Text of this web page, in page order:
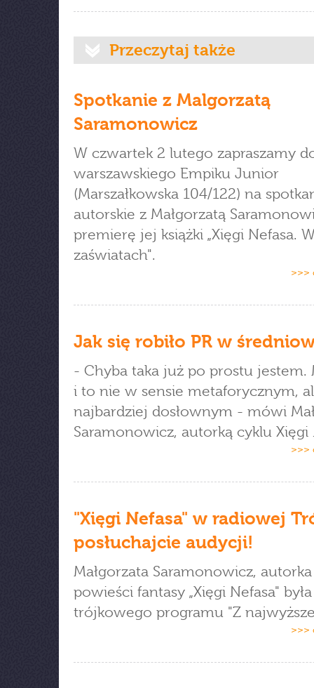
Przeczytaj także
Spotkanie z Malgorzatą
Saramonowicz
W czwartek 2 lutego zapraszamy
warszawskiego Empiku Junior
(Marszałkowska 104/122) na
autorskie z Małgorzatą
premierę jej książki „Xięgi Nefasa.
zaświatach".
>>>
Jak się robiło PR w
- Chyba taka już po prostu jestem.
i to nie w sensie metaforycznym,
najbardziej dosłownym - mówi
Saramonowicz, autorką cyklu Xięgi
>>>
"Xięgi Nefasa" w radiowej
posłuchajcie audycji!
Małgorzata Saramonowicz, autorka
powieści fantasy „Xięgi Nefasa"
trójkowego programu "Z
>>>